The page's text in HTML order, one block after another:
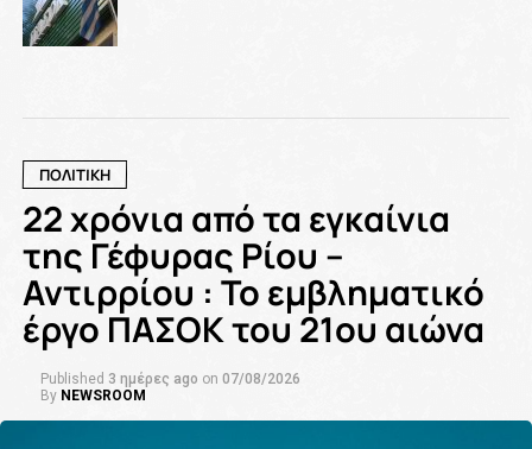
ΠΟΛΙΤΙΚΗ
22 χρόνια από τα εγκαίνια
της Γέφυρας Ρίου –
Αντιρρίου : Το εμβληματικό
έργο ΠΑΣΟΚ του 21ου αιώνα
Published 3 ημέρες ago on 07/08/2026
By NEWSROOM